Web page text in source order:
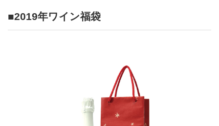
■2019年ワイン福袋